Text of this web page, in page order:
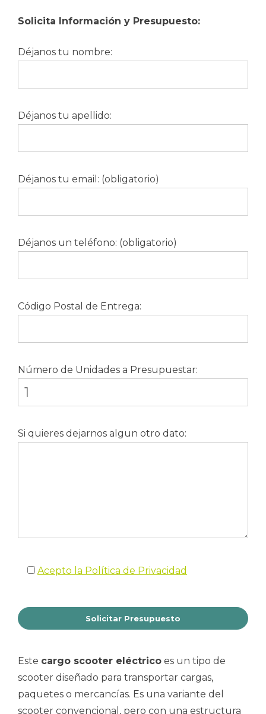
Solicita Información y Presupuesto:
Déjanos tu nombre:
Déjanos tu apellido:
Déjanos tu email: (obligatorio)
Déjanos un teléfono: (obligatorio)
Código Postal de Entrega:
Número de Unidades a Presupuestar:
Si quieres dejarnos algun otro dato:
Acepto la Política de Privacidad
Este cargo scooter eléctrico es un tipo de
scooter diseñado para transportar cargas,
paquetes o mercancías. Es una variante del
scooter convencional, pero con una estructura